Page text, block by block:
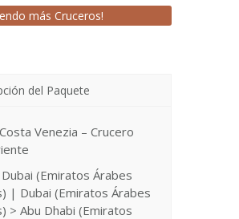
más Cruceros!
del Paquete
Venezia – Crucero
(Emiratos Árabes
| Dubai (Emiratos Árabes
> Abu Dhabi (Emiratos